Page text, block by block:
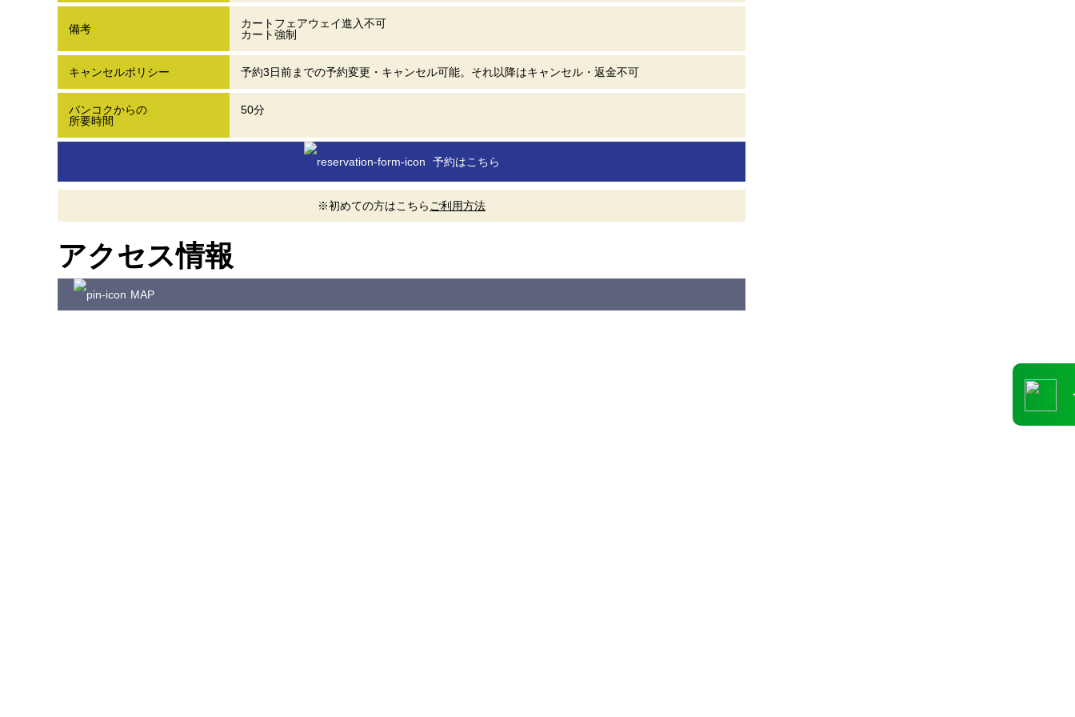
備考
カートフェアウェイ進入不可
カート強制
キャンセルポリシー 予約3日前までの予約変更・キャンセル可能。それ以降はキャンセル・返金不可
バンコクからの
所要時間
50分
予約はこちら
※初めての方はこちら ご利用方法
アクセス情報
MAP